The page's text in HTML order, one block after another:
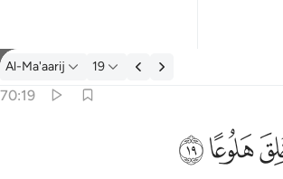
Tafsir: Al-Ma'aarij 70:19
Al-Ma'aarij 19
70:19
ﱮﱯ